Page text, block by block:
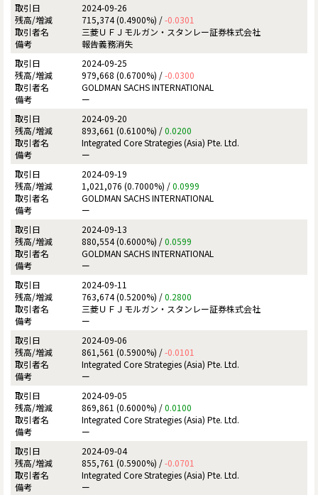
2024-09-26
715,374 (0.4900%) /-0.0301
三菱ＵＦＪモルガン・スタンレー証券株式会社
報告義務消失
2024-09-25
979,668 (0.6700%) /-0.0300
GOLDMAN SACHS INTERNATIONAL
ー
2024-09-20
893,661 (0.6100%) /0.0200
Integrated Core Strategies (Asia) Pte. Ltd.
ー
2024-09-19
1,021,076 (0.7000%) /0.0999
GOLDMAN SACHS INTERNATIONAL
ー
2024-09-13
880,554 (0.6000%) /0.0599
GOLDMAN SACHS INTERNATIONAL
ー
2024-09-11
763,674 (0.5200%) /0.2800
三菱ＵＦＪモルガン・スタンレー証券株式会社
ー
2024-09-06
861,561 (0.5900%) /-0.0101
Integrated Core Strategies (Asia) Pte. Ltd.
ー
2024-09-05
869,861 (0.6000%) /0.0100
Integrated Core Strategies (Asia) Pte. Ltd.
ー
2024-09-04
855,761 (0.5900%) /-0.0701
Integrated Core Strategies (Asia) Pte. Ltd.
ー